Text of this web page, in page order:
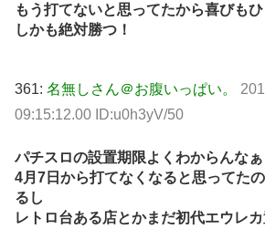
もう打てないと思ってたから喜びも
しかも絶対勝つ！
361: 名無しさん＠お腹いっぱい。
09:15:12.00 ID:u0h3yV/50
パチスロの設置期限よくわからんなぁ
4月7日から打てなくなると思ってた
るし
レトロ台ある店とかまだ初代エウレ